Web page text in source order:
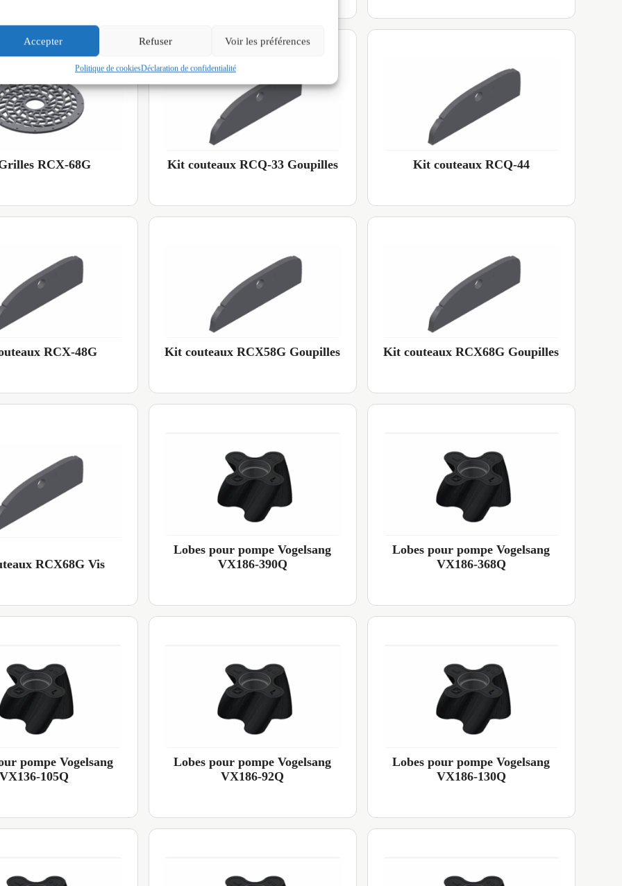
Accepter Refuser Voir les préférences
Politique de cookiesDéclaration de confidentialité
RCX-68G Kit couteaux RCQ-33 Goupilles Kit couteaux RCQ-44
RCX-48G Kit couteaux RCX58G Goupilles Kit couteaux RCX68G Goupilles
RCX68G Vis
Lobes pour pompe Vogelsang
VX186-390Q
Lobes pour pompe Vogelsang
VX186-368Q
pompe Vogelsang
VX136-105Q
Lobes pour pompe Vogelsang
VX186-92Q
Lobes pour pompe Vogelsang
VX186-130Q